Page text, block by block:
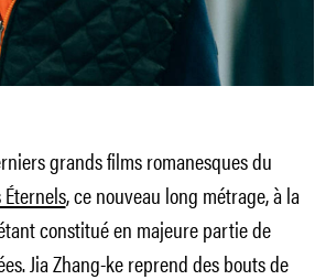
grands films romanesques du
Éternels, ce nouveau long métrage, à la
constitué en majeure partie de
Jia Zhang-ke reprend des bouts de